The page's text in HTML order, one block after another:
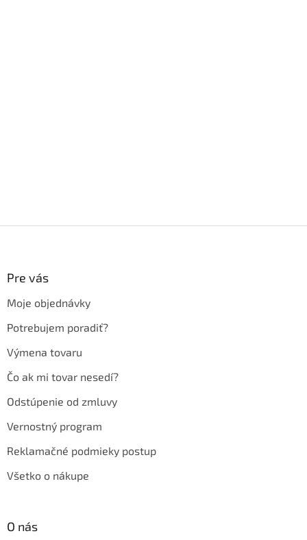
Pre vás
Moje objednávky
Potrebujem poradiť?
Výmena tovaru
Čo ak mi tovar nesedí?
Odstúpenie od zmluvy
Vernostný program
Reklamačné podmieky postup
Všetko o nákupe
O nás